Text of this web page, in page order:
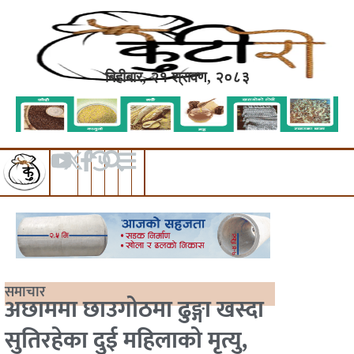
बिहीबार, २१ श्रावण, २०८३
समाचार
अछाममा छाउगोठमा ढुङ्गा खस्दा
सुतिरहेका दुई महिलाको मृत्यु,